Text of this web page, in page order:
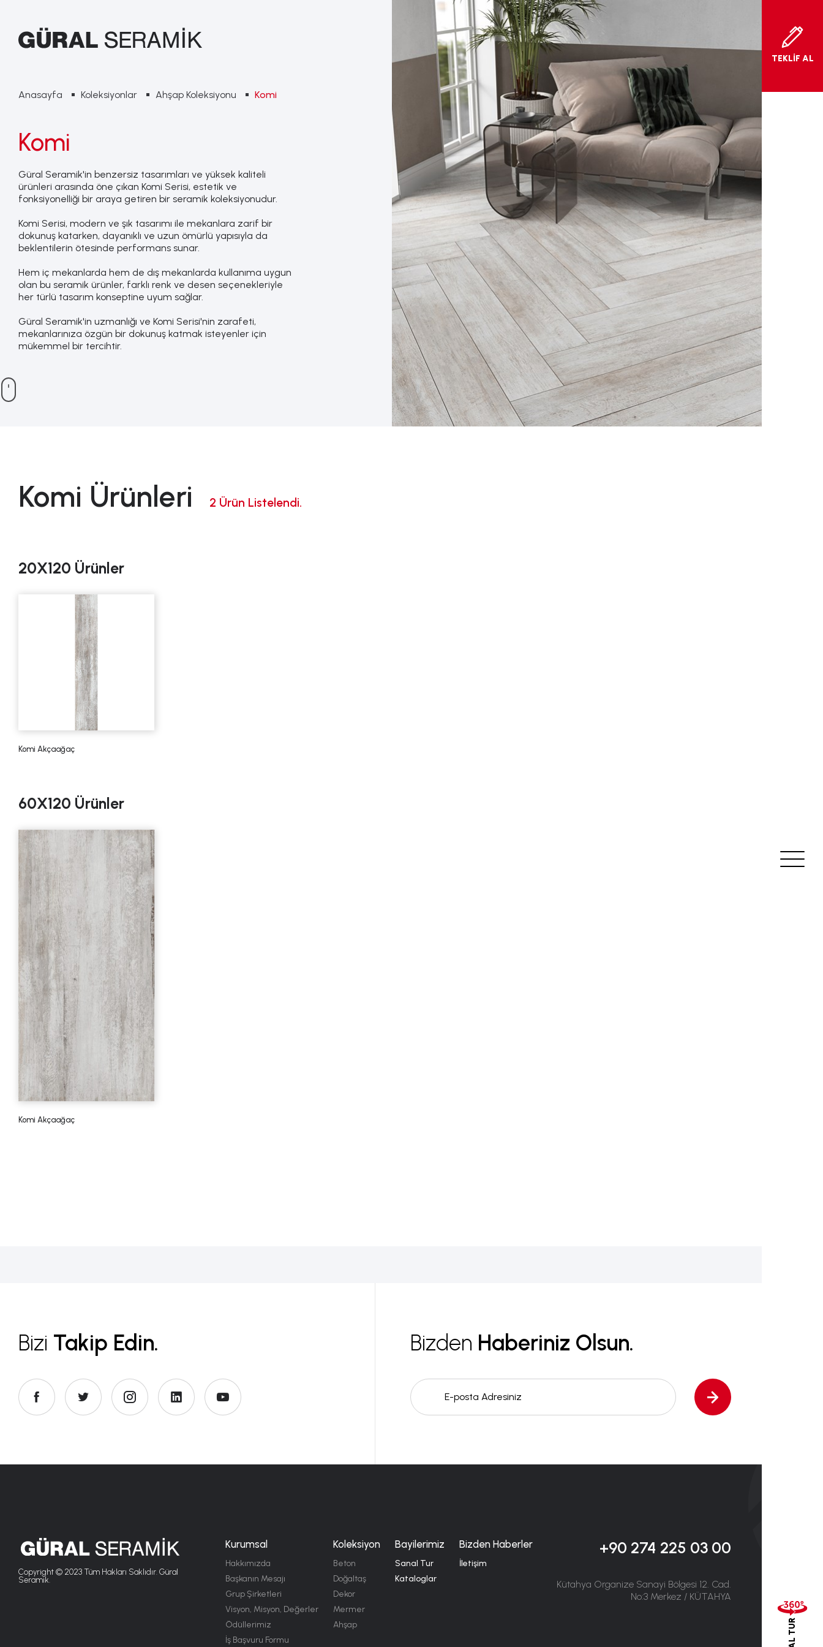
TEKLİF AL
Anasayfa Koleksiyonlar Ahşap Koleksiyonu Komi
Komi
Güral Seramik'in benzersiz tasarımları ve yüksek kaliteli
ürünleri arasında öne çıkan Komi Serisi, estetik ve
fonksiyonelliği bir araya getiren bir seramik koleksiyonudur.
Komi Serisi, modern ve şık tasarımı ile mekanlara zarif bir
dokunuş katarken, dayanıklı ve uzun ömürlü yapısıyla da
beklentilerin ötesinde performans sunar.
Hem iç mekanlarda hem de dış mekanlarda kullanıma uygun
olan bu seramik ürünler, farklı renk ve desen seçenekleriyle
her türlü tasarım konseptine uyum sağlar.
Güral Seramik'in uzmanlığı ve Komi Serisi'nin zarafeti,
mekanlarınıza özgün bir dokunuş katmak isteyenler için
mükemmel bir tercihtir.
Komi Ürünleri 2 Ürün Listelendi.
20X120 Ürünler
Komi Akçaağaç
60X120 Ürünler
Komi Akçaağaç
Bizi Takip Edin. Bizden Haberiniz Olsun.
E-posta Adresiniz
Copyright © 2023 Tüm Hakları Saklıdır. Güral
Seramik.
Kurumsal
Hakkımızda
Başkanın Mesajı
Grup Şirketleri
Visyon, Misyon, Değerler
Ödüllerimiz
İş Başvuru Formu
Koleksiyon
Beton
Doğaltaş
Dekor
Mermer
Ahşap
Bayilerimiz
Sanal Tur
Kataloglar
Bizden Haberler
İletişim
+90 274 225 03 00
Kütahya Organize Sanayi Bölgesi 12. Cad.
No:3 Merkez / KÜTAHYA